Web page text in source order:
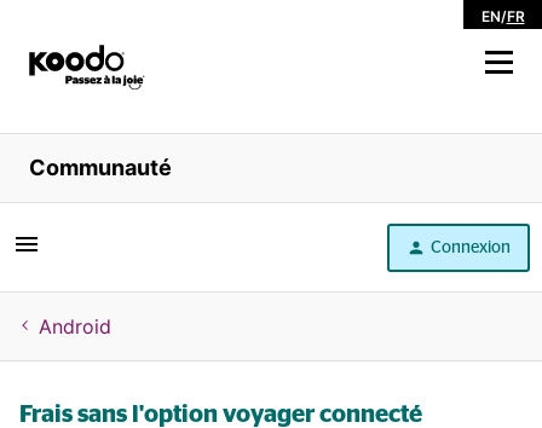
EN/FR
Magasiner
Libre service
Aide
Communauté
Connexion
Android
Frais sans l'option voyager connecté